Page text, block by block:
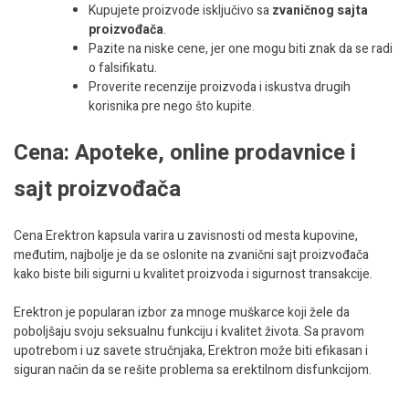
Kupujete proizvode isključivo sazvaničnog sajta
proizvođača.
Pazite na niske cene, jer one mogu biti znak da se radi
o falsifikatu.
Proverite recenzije proizvoda i iskustva drugih
korisnika pre nego što kupite.
Cena: Apoteke, online prodavnice i
sajt proizvođača
Cena Erektron kapsula varira u zavisnosti od mesta kupovine,
međutim, najbolje je da se oslonite na zvanični sajt proizvođača
kako biste bili sigurni u kvalitet proizvoda i sigurnost transakcije.
Erektron je popularan izbor za mnoge muškarce koji žele da
poboljšaju svoju seksualnu funkciju i kvalitet života. Sa pravom
upotrebom i uz savete stručnjaka, Erektron može biti efikasan i
siguran način da se rešite problema sa erektilnom disfunkcijom.